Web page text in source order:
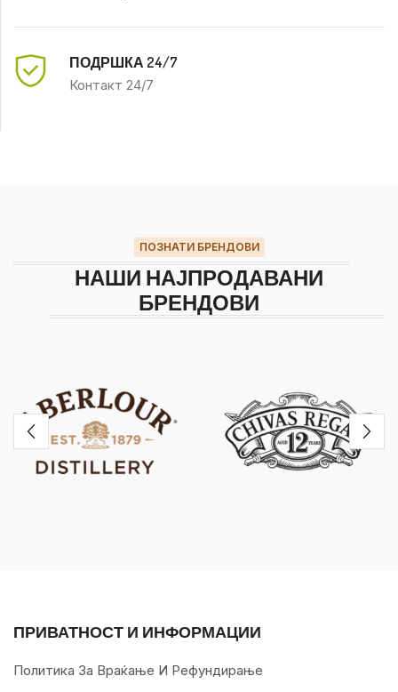
ПОДРШКА 24/7
Контакт 24/7
ПОЗНАТИ БРЕНДОВИ
НАШИ НАЈПРОДАВАНИ
БРЕНДОВИ
ПРИВАТНОСТ И ИНФОРМАЦИИ
Политика За Враќање И Рефундирање